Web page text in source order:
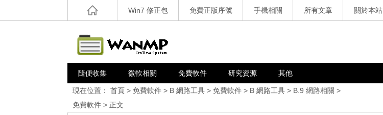
Win7 修正包 免費正版序號 手機相關 所有文章 關於本站
隨便收集 微軟相關 免費軟件 研究資源 其他
現在位置： 首頁 > 免費軟件 > B 網路工具 > 免費軟件 > B 網路工具 > B.9 網路相關 >
免費軟件 > 正文